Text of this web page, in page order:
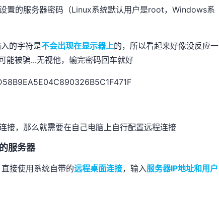
置的服务器密码（Linux系统默认用户是root，Windows系
的字符是不会出现在显示器上的，所以看起来好像没反应一
能被骗...无视他，输完密码回车就好
接，那么就需要在自己电脑上自行配置远程连接
服务器
接使用系统自带的远程桌面连接，输入服务器IP地址和用户